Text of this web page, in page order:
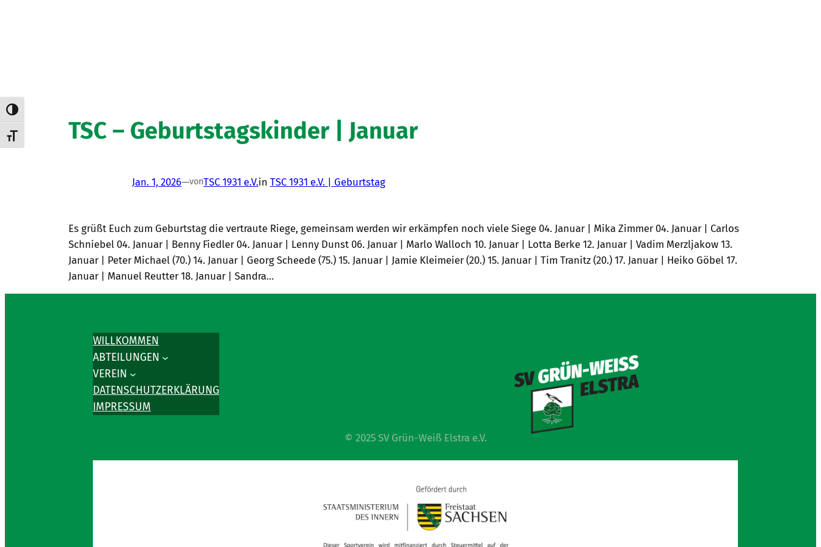
Umschalten auf hohe Kontraste
Schrift vergrößernTSC – Geburtstagskinder | Januar
Jan. 1, 2026—vonTSC 1931 e.V.in TSC 1931 e.V. | Geburtstag
Es grüßt Euch zum Geburtstag die vertraute Riege, gemeinsam werden wir erkämpfen noch viele Siege 04. Januar | Mika Zimmer 04. Januar | Carlos
Schniebel 04. Januar | Benny Fiedler 04. Januar | Lenny Dunst 06. Januar | Marlo Walloch 10. Januar | Lotta Berke 12. Januar | Vadim Merzljakow 13.
Januar | Peter Michael (70.) 14. Januar | Georg Scheede (75.) 15. Januar | Jamie Kleimeier (20.) 15. Januar | Tim Tranitz (20.) 17. Januar | Heiko Göbel 17.
Januar | Manuel Reutter 18. Januar | Sandra…
WILLKOMMEN
ABTEILUNGEN
VEREIN
DATENSCHUTZERKLÄRUNG
IMPRESSUM
© 2025 SV Grün-Weiß Elstra e.V.